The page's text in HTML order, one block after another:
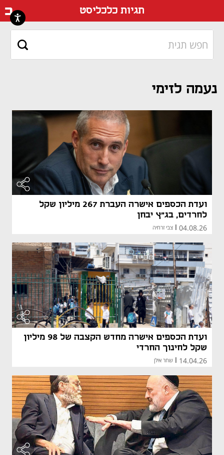
תגיות כלכליסט
נעמה לזימי
ועדת הכספים אישרה העברת 267 מיליון שקל
לחרדים, בג"ץ יבחן
04.08.26 צבי זרחיה
ועדת הכספים אישרה מחדש הקצבה של 98 מיליון
שקל לחינוך החרדי
14.04.26 שחר אילן